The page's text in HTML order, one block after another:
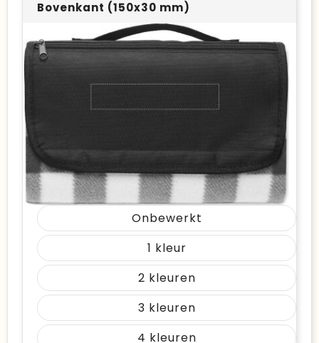
Bovenkant (150x30 mm)
Onbewerkt
1
2
3
4